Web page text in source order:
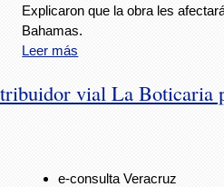
Explicaron que la obra les
Bahamas.
Leer más
vial La Boticaria
e-consulta Veracruz